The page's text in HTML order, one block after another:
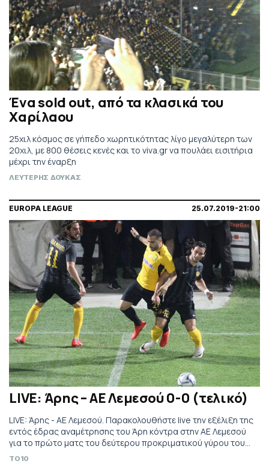
Ένα sold out, από τα κλασικά του
Χαρίλαου
25χιλ κόσμος σε γήπεδο χωρητικότητας λίγο μεγαλύτερη των
20χιλ, με 800 θέσεις κενές και το viva.gr να πουλάει εισιτήρια
μέχρι την έναρξη
ΛΕΥΤΕΡΗΣ ΔΟΥΚΑΣ
EUROPA LEAGUE 25.07.2019-21:00
LIVE: Άρης – ΑΕ Λεμεσού 0-0 (τελικό)
LIVE: Άρης - ΑΕ Λεμεσού. Παρακολουθήστε live την εξέλιξη της
εντός έδρας αναμέτρησης του Άρη κόντρα στην ΑΕ Λεμεσού
για το πρώτο ματς του δεύτερου προκριματικού γύρου του
Europa League. Τηλεοπτική μετάδοση από το COSMOTE
TO10